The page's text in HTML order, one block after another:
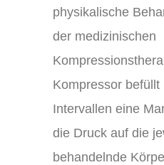
physikalische
der medizinischen
Kompressor
Intervallen eine
die Druck auf die
behandelnde